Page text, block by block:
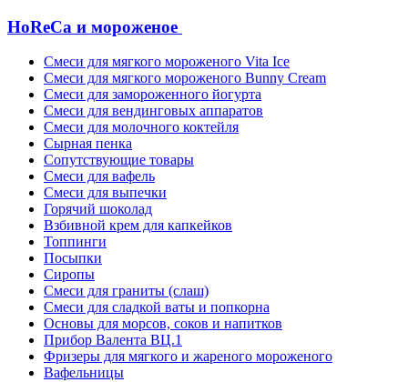
HoReCa и мороженое
Смеси для мягкого мороженого Vita Ice
Смеси для мягкого мороженого Bunny Cream
Смеси для замороженного йогурта
Смеси для вендинговых аппаратов
Смеси для молочного коктейля
Сырная пенка
Сопутствующие товары
Смеси для вафель
Смеси для выпечки
Горячий шоколад
Взбивной крем для капкейков
Топпинги
Посыпки
Сиропы
Смеси для граниты (слаш)
Смеси для сладкой ваты и попкорна
Основы для морсов, соков и напитков
Прибор Валента ВЦ.1
Фризеры для мягкого и жареного мороженого
Вафельницы